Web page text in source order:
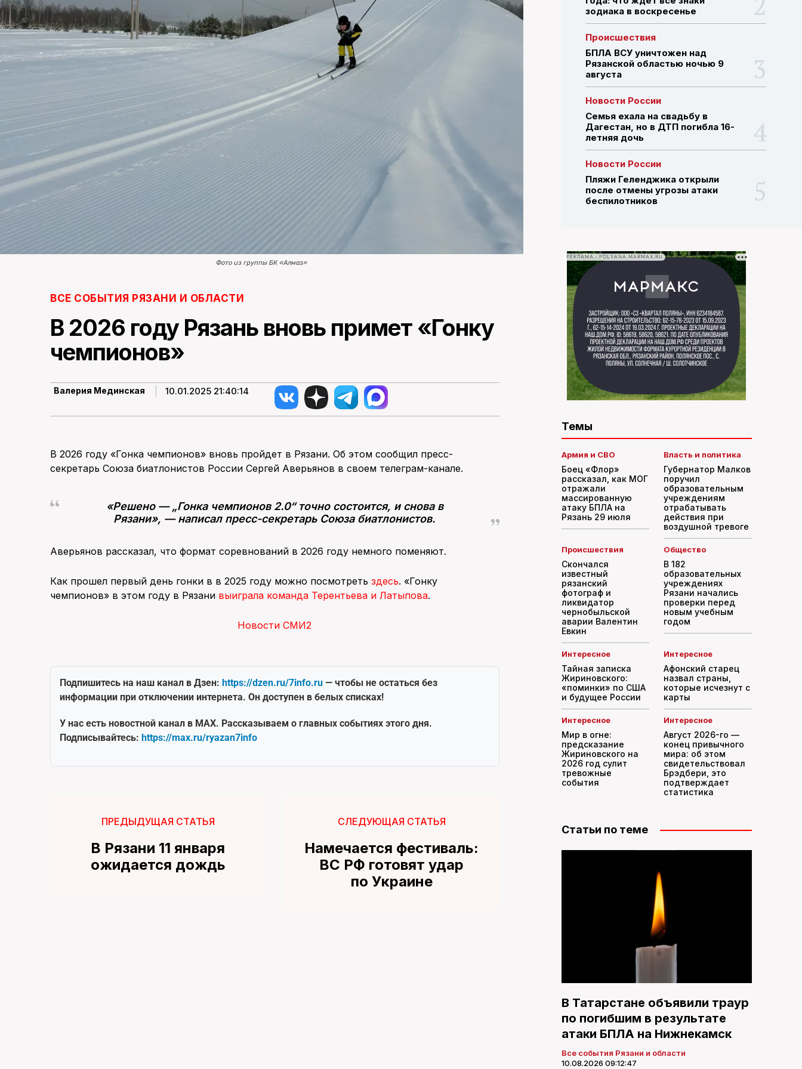
ПОИСК ПО САЙТУ
Фото из группы БК «Алмаз»
ВСЕ СОБЫТИЯ РЯЗАНИ И ОБЛАСТИ
В 2026 году Рязань вновь примет «Гонку
чемпионов»
Валерия Мединская 10.01.2025 21:40:14
В 2026 году «Гонка чемпионов» вновь пройдет в Рязани. Об этом сообщил пресс-
секретарь Союза биатлонистов России Сергей Аверьянов в своем телеграм-канале.
«Решено — „Гонка чемпионов 2.0“ точно состоится, и снова в
Рязани», — написал пресс-секретарь Союза биатлонистов.
Аверьянов рассказал, что формат соревнований в 2026 году немного поменяют.
Как прошел первый день гонки в в 2025 году можно посмотреть здесь. «Гонку
чемпионов» в этом году в Рязани выиграла команда Терентьева и Латыпова.
Новости СМИ2
Подпишитесь на наш канал в Дзен: https://dzen.ru/7info.ru — чтобы не остаться без
информации при отключении интернета. Он доступен в белых списках!
У нас есть новостной канал в MAX. Рассказываем о главных событиях этого дня.
Подписывайтесь: https://max.ru/ryazan7info
ПРЕДЫДУЩАЯ СТАТЬЯ
В Рязани 11 января
ожидается дождь
СЛЕДУЮЩАЯ СТАТЬЯ
Намечается фестиваль:
ВС РФ готовят удар
по Украине
зодиака в воскресенье
Происшествия
БПЛА ВСУ уничтожен над
Рязанской областью ночью 9
августа
Новости России
Семья ехала на свадьбу в
Дагестан, но в ДТП погибла 16-
летняя дочь
Новости России
Пляжи Геленджика открыли
после отмены угрозы атаки
беспилотников
РЕКЛАМА • POLYANA.MARMAX.RU
Темы
Армия и СВО
Боец «Флор»
рассказал, как МОГ
отражали
массированную
атаку БПЛА на
Рязань 29 июля
Власть и политика
Губернатор Малков
поручил
образовательным
учреждениям
отрабатывать
действия при
воздушной тревоге
Происшествия
Скончался
известный
рязанский
фотограф и
ликвидатор
чернобыльской
аварии Валентин
Евкин
Общество
В 182
образовательных
учреждениях
Рязани начались
проверки перед
новым учебным
годом
Интересное
Тайная записка
Жириновского:
«поминки» по США
и будущее России
Интересное
Афонский старец
назвал страны,
которые исчезнут с
карты
Интересное
Мир в огне:
предсказание
Жириновского на
2026 год сулит
тревожные
события
Интересное
Август 2026-го —
конец привычного
мира: об этом
свидетельствовал
Брэдбери, это
подтверждает
статистика
Статьи по теме
В Татарстане объявили траур
по погибшим в результате
атаки БПЛА на Нижнекамск
Все события Рязани и области
10.08.2026 09:12:47